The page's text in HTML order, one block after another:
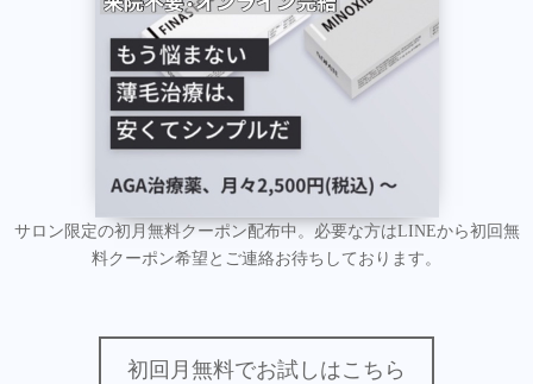
サロン限定の初月無料クーポン配布中。必要な方はLINEから初回無
料クーポン希望とご連絡お待ちしております。
初回月無料でお試しはこちら